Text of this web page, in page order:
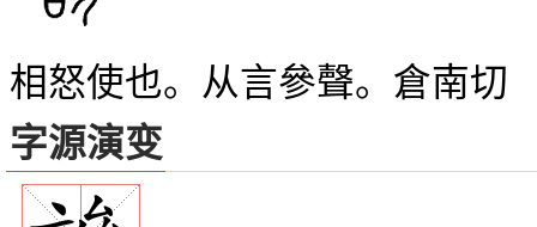
相怒使也。从言參聲。倉南切
字源演变